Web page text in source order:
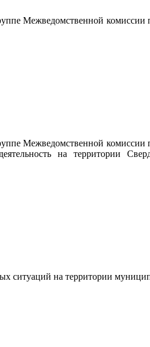
Межведомственной комиссии
Межведомственной комиссии
на территории
ситуаций на территории